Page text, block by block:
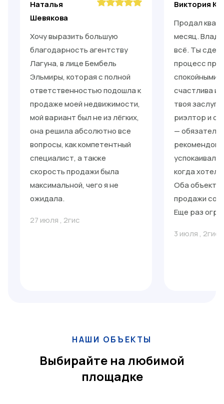
Наталья
Шевякова
Хочу выразить большую
благодарность агентству
Лагуна, в лице Бембель
Эльмиры, которая с полной
ответственностью подошла к
продаже моей недвижимости,
мой вариант был не из лёгких,
она решила абсолютно все
вопросы, как компетентный
специалист, а также
скорость продажи была
максимальной, чего я не
ожидала.
27 июля , 2гис
Виктория
Продал
месяц.
всё. Ты
процесс
спокойными.
счастлива и
твоя
риэлтор и
—
успокаивал,
когда
Оба объекта
продажи со
Еще раз
3 июля , 2гис
НАШИ ОБЪЕКТЫ
Выбирайте на любимой
площадке